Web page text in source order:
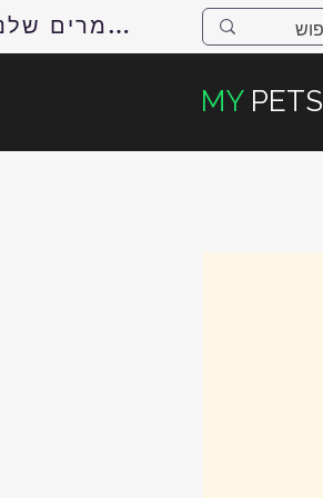
למאמרים שלנו
MYPETS